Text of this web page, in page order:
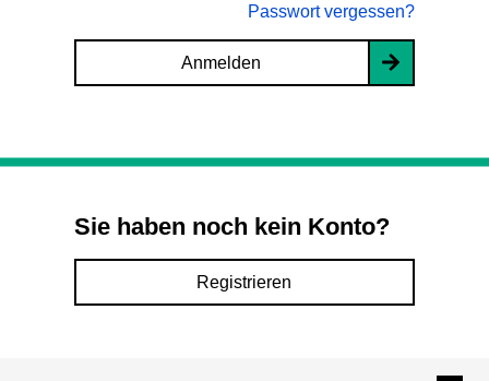
Passwort vergessen?
Anmelden
Sie haben noch kein Konto?
Registrieren